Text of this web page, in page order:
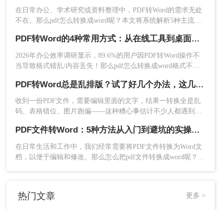
5、点击“开始转换”按钮，等待转换完成。
6、转换完成后，打开输出目录查看转换后的
Word文档。
注意：在转换前，确保PDF文件是可识别的，避免
方法三：使用在线转换工具
换、图片位置错乱、页眉页脚消失……每一个细节的偏差，都
在无情吞噬着工作效率。那么pdf转word怎么不改变原来的格式
呢？
在日常办公、学术研究或资料整理中，PDF转Word的需求无处
不在。那么pdf怎么转换成word呢？本文将系统解析5种主流方
PDF转Word的4种常用方式：从在线工具到桌面软件全梳理！
2026年办公效率调研显示，89.6%的用户因PDF转Word操作不
当导致格式错乱/内容丢失！那么pdf怎么转换成word格式不变
Microsoft Word 2025 / LibreOffice 7.6 / Adobe Acrobat Pro 2025 /
专业在线转换平台），严格遵循《电子文档转换技术规范
V3.0》，拆解4种零风险转换路径，附扫描件处理技巧+格式修
PDF转Word总是乱排版？试了好几个办法，这几个真的能用！
收到一份PDF文件，需要编辑里面的文字，结果一转换全是乱
码、表格错位、图片跑偏——这种糟心事估计不少人都遇到
通杀所有情况的，关键得看你手里的PDF是什么类型、要转几
个文件、对排版要求高不高。本文就按不同场景，把我自己实
际用过、觉得靠谱的几种方法整理出来，包括在线直接转、批
量处理、以及对排版要求高时该怎么操作，看完你就知道该选
PDF文件转Word：5种方法从入门到避坑的实操指南！
在日常生活和工作中，我们经常需要将PDF文件转换为Word文
档，以便于编辑和修改。那么怎么把pdf文件转换成word呢？本
热门文章 更多 >